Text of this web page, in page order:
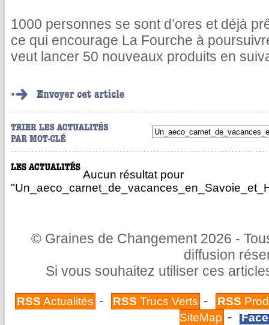
1000 personnes se sont d’ores et déjà
ce qui encourage La Fourche à
veut lancer 50 nouveaux produits en
Aucun résultat pour
© Graines de Changement 2026 -
diffusion
Si vous souhaitez utiliser ces
RSS Actualités - RSS Trucs Verts - RSS
SiteMap -